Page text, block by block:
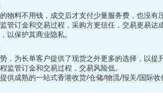
物料不用钱，成交后才支付少量服务费，也没有
管订金和交易过程，采购方更信任，交易更易达
以保护其商业隐私。
，为长单客户提供了现货之外更多的选择，以提
监管订金和交易过程，交易风险低。
供成熟的一站式香港收货/仓储/物流/报关/国际